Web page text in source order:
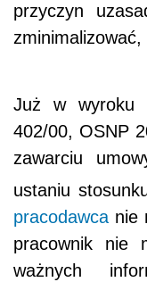
przyczyn
zminimalizować,
Już w
402/00, OSNP
zawarciu
ustaniu
pracodawca nie
pracownik nie
ważnych